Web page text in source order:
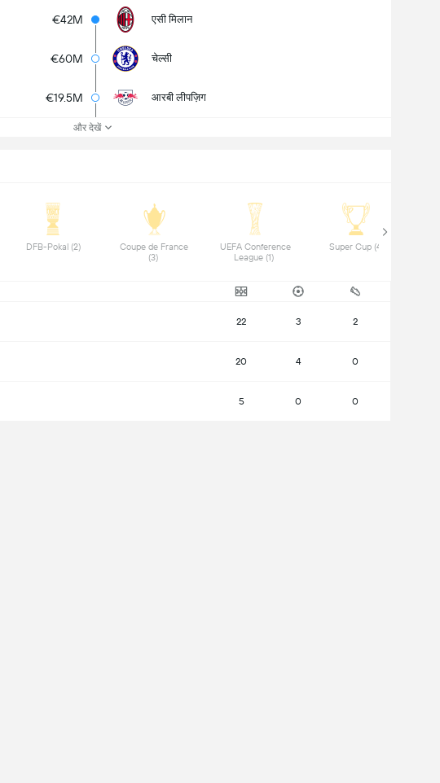
€42M एसी मिलान
€60M चेल्सी
€19.5M आरबी लीपज़िग
और देखें
DFB-Pokal (2)
Coupe de France
(3)
UEFA Conference
22 3 2
20 4 0
5 0 0